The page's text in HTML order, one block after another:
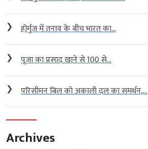
❯ होर्मुज में तनाव के बीच भारत का...
❯ पूजा का प्रसाद खाने से 100 से...
❯ परिसीमन बिल को अकाली दल का समर्थन,...
Archives